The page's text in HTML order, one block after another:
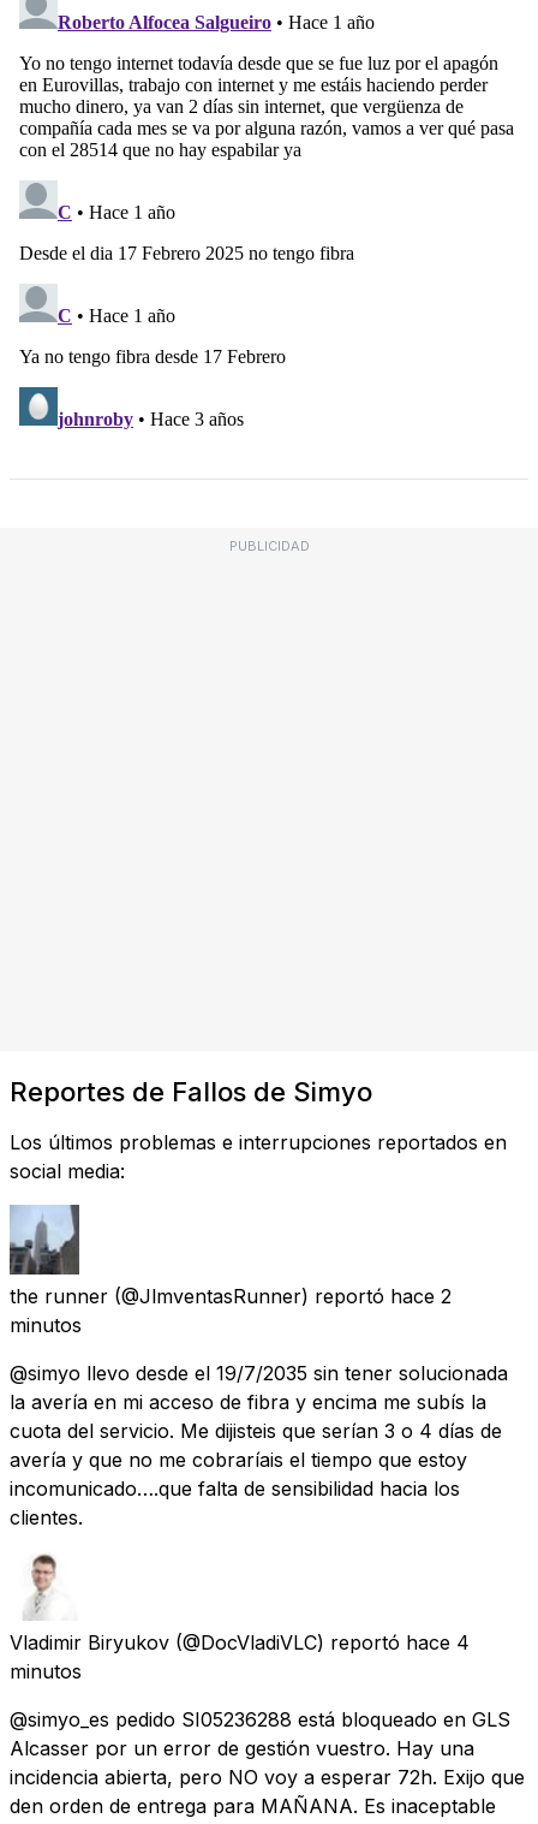
PUBLICIDAD
Reportes de Fallos de Simyo
Los últimos problemas e interrupciones reportados en
social media:
the runner (@JlmventasRunner) reportó hace 2
minutos
@simyo llevo desde el 19/7/2035 sin tener solucionada
la avería en mi acceso de fibra y encima me subís la
cuota del servicio. Me dijisteis que serían 3 o 4 días de
avería y que no me cobraríais el tiempo que estoy
incomunicado….que falta de sensibilidad hacia los
clientes.
Vladimir Biryukov (@DocVladiVLC) reportó hace 4
minutos
@simyo_es pedido SI05236288 está bloqueado en GLS
Alcasser por un error de gestión vuestro. Hay una
incidencia abierta, pero NO voy a esperar 72h. Exijo que
den orden de entrega para MAÑANA. Es inaceptable